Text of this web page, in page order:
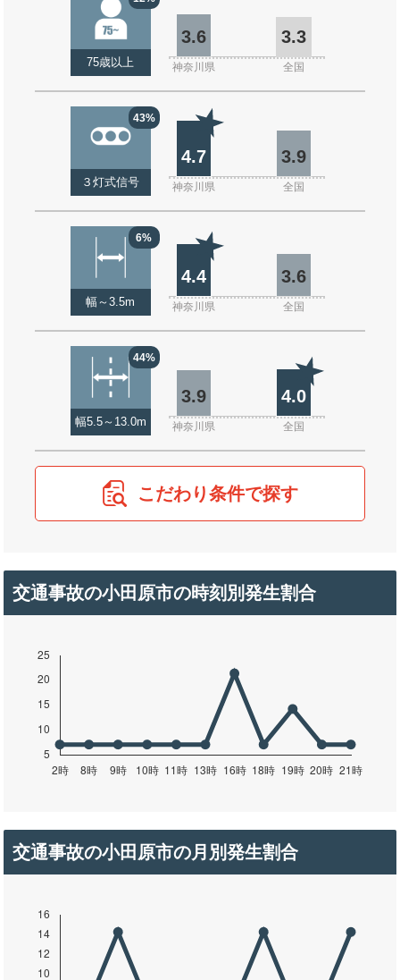
75歳以上
3.6 3.3
神奈川県 全国
43%
３灯式信号
4.7 3.9
神奈川県 全国
6%
幅～3.5m
4.4 3.6
神奈川県 全国
44%
幅5.5～13.0m
3.9 4.0
神奈川県 全国
こだわり条件で探す
交通事故の小田原市の時刻別発生割合
交通事故の小田原市の月別発生割合